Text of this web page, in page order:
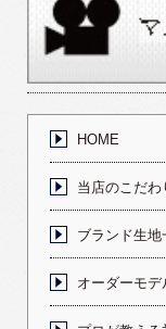
HOME
当店のこだわ
ブランド生地
オーダーモデ